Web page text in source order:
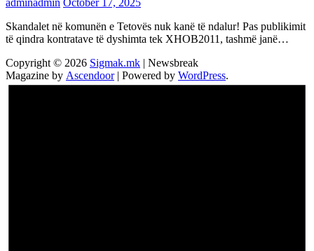
adminadmin October 17, 2025
Skandalet në komunën e Tetovës nuk kanë të ndalur! Pas publikimit
të qindra kontratave të dyshimta tek XHOB2011, tashmë janë…
Copyright © 2026 Sigmak.mk | Newsbreak
Magazine by Ascendoor| Powered by WordPress.